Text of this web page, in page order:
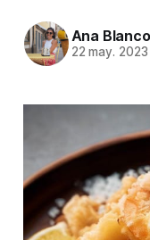
Ana
22 may. 2023